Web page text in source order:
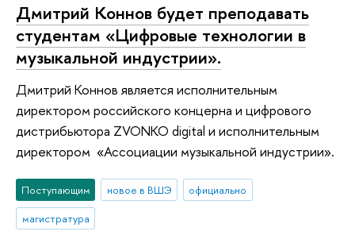
Дмитрий Коннов будет преподавать
студентам «Цифровые технологии в
музыкальной индустрии».
Дмитрий Коннов является исполнительным
директором российского концерна и цифрового
дистрибьютора ZVONKO digital и исполнительным
директором «Ассоциации музыкальной индустрии».
Поступающим новое в ВШЭ
официально
магистратура